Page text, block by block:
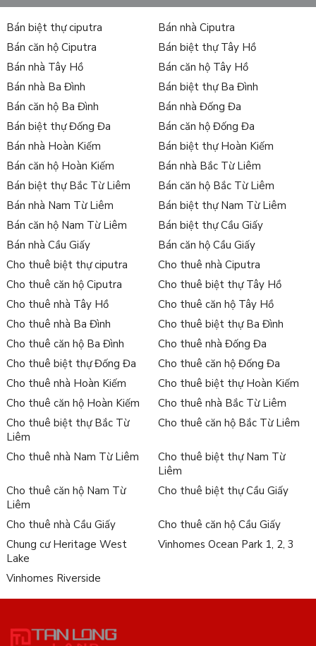
Bán biệt thự ciputra
Bán nhà Ciputra
Bán căn hộ Ciputra
Bán biệt thự Tây Hồ
Bán nhà Tây Hồ
Bán căn hộ Tây Hồ
Bán nhà Ba Đình
Bán biệt thự Ba Đình
Bán căn hộ Ba Đình
Bán nhà Đống Đa
Bán biệt thự Đống Đa
Bán căn hộ Đống Đa
Bán nhà Hoàn Kiếm
Bán biệt thự Hoàn Kiếm
Bán căn hộ Hoàn Kiếm
Bán nhà Bắc Từ Liêm
Bán biệt thự Bắc Từ Liêm
Bán căn hộ Bắc Từ Liêm
Bán nhà Nam Từ Liêm
Bán biệt thự Nam Từ Liêm
Bán căn hộ Nam Từ Liêm
Bán biệt thự Cầu Giấy
Bán nhà Cầu Giấy
Bán căn hộ Cầu Giấy
Cho thuê biệt thự ciputra
Cho thuê nhà Ciputra
Cho thuê căn hộ Ciputra
Cho thuê biệt thự Tây Hồ
Cho thuê nhà Tây Hồ
Cho thuê căn hộ Tây Hồ
Cho thuê nhà Ba Đình
Cho thuê biệt thự Ba Đình
Cho thuê căn hộ Ba Đình
Cho thuê nhà Đống Đa
Cho thuê biệt thự Đống Đa
Cho thuê căn hộ Đống Đa
Cho thuê nhà Hoàn Kiếm
Cho thuê biệt thự Hoàn Kiếm
Cho thuê căn hộ Hoàn Kiếm
Cho thuê nhà Bắc Từ Liêm
Cho thuê biệt thự Bắc Từ
Liêm
Cho thuê căn hộ Bắc Từ Liêm
Cho thuê nhà Nam Từ Liêm
Cho thuê biệt thự Nam Từ
Liêm
Cho thuê căn hộ Nam Từ
Liêm
Cho thuê biệt thự Cầu Giấy
Cho thuê nhà Cầu Giấy
Cho thuê căn hộ Cầu Giấy
Chung cư Heritage West
Lake
Vinhomes Ocean Park 1, 2, 3
Vinhomes Riverside